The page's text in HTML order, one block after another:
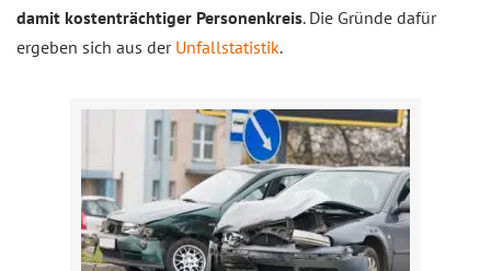
damit kostenträchtiger Personenkreis. Die Gründe dafür
ergeben sich aus der Unfallstatistik.